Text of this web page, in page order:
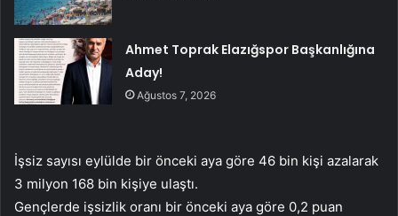
Ahmet Toprak Elazığspor Başkanlığına
Aday!
Ağustos 7, 2026
İşsiz sayısı eylülde bir önceki aya göre 46 bin kişi azalarak
3 milyon 168 bin kişiye ulaştı.
Gençlerde işsizlik oranı bir önceki aya göre 0,2 puan